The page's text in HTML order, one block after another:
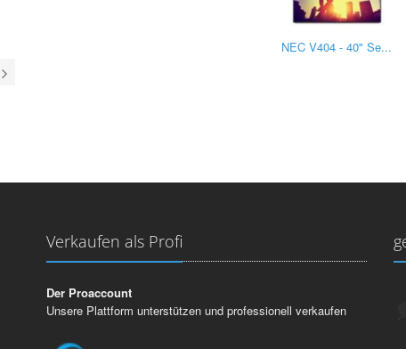
NEC V404 - 40" Se...
Verkaufen als Profi
Der Proaccount
Unsere Plattform unterstützen und professionell verkaufen